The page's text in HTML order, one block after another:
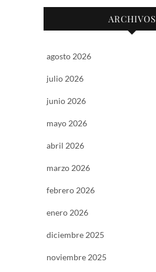
ARCHIVOS
agosto 2026
julio 2026
junio 2026
mayo 2026
abril 2026
marzo 2026
febrero 2026
enero 2026
diciembre 2025
noviembre 2025